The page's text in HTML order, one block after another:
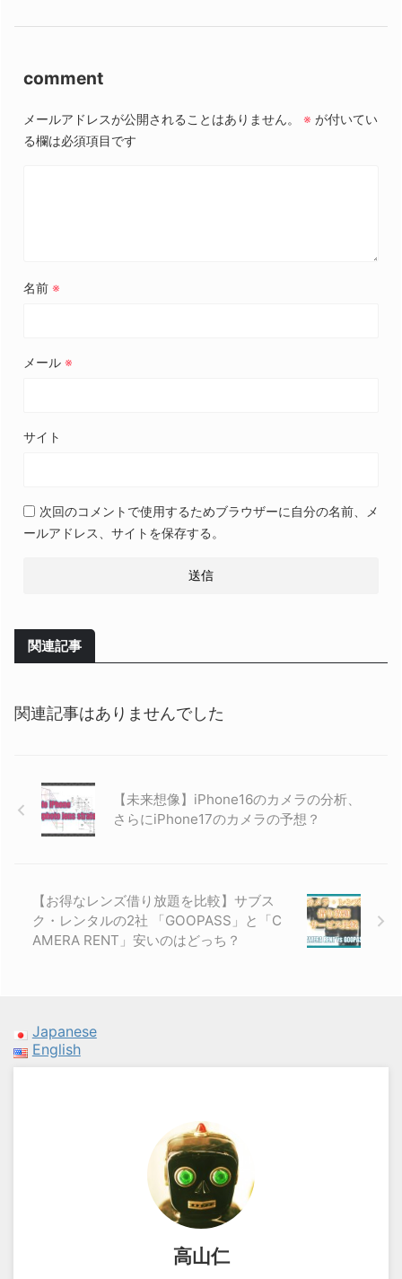
comment
メールアドレスが公開されることはありません。 ※ が付いてい
る欄は必須項目です
名前 ※
メール ※
サイト
次回のコメントで使用するためブラウザーに自分の名前、メ
ールアドレス、サイトを保存する。
関連記事
関連記事はありませんでした
【未来想像】iPhone16のカメラの分析、
さらにiPhone17のカメラの予想？
【お得なレンズ借り放題を比較】サブス
ク・レンタルの2社 「GOOPASS」と「C
AMERA RENT」安いのはどっち？
Japanese
English
高山仁